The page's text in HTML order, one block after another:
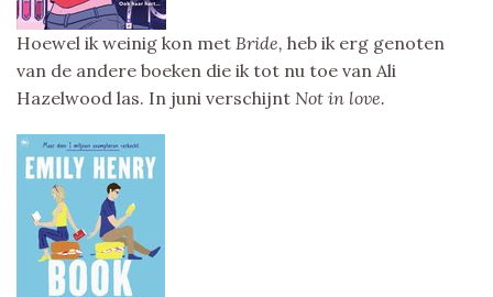
Hoewel ik weinig kon met Bride, heb ik erg genoten
van de andere boeken die ik tot nu toe van Ali
Hazelwood las. In juni verschijnt Not in love.